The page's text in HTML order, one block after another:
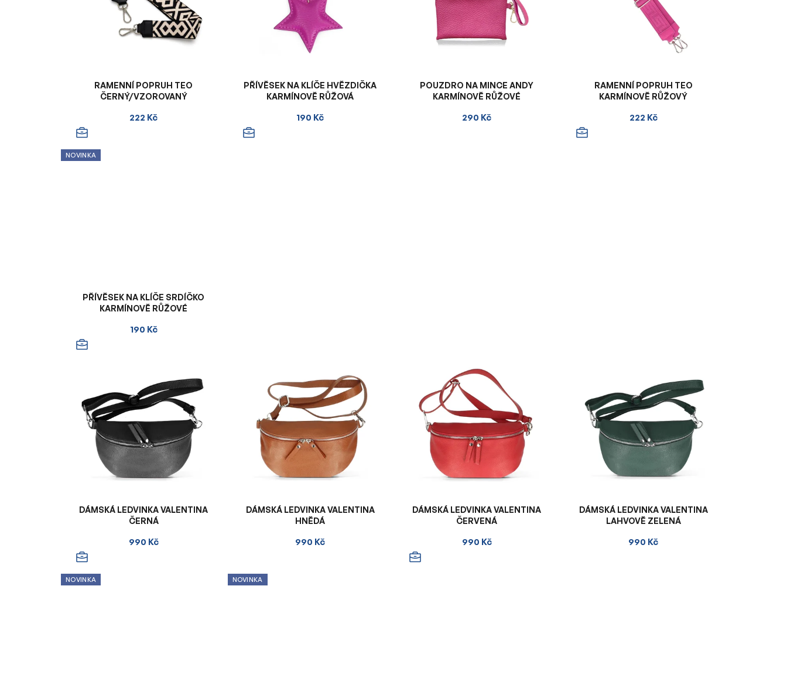
RAMENNÍ POPRUH TEO
ČERNÝ/VZOROVANÝ
222 Kč
PŘÍVĚSEK NA KLÍČE HVĚZDIČKA
KARMÍNOVĚ RŮŽOVÁ
190 Kč
POUZDRO NA MINCE ANDY
KARMÍNOVĚ RŮŽOVÉ
290 Kč
RAMENNÍ POPRUH TEO
KARMÍNOVĚ RŮŽOVÝ
222 Kč
NOVINKA
PŘÍVĚSEK NA KLÍČE SRDÍČKO
KARMÍNOVĚ RŮŽOVÉ
190 Kč
DÁMSKÁ LEDVINKA VALENTINA
ČERNÁ
990 Kč
DÁMSKÁ LEDVINKA VALENTINA
HNĚDÁ
990 Kč
DÁMSKÁ LEDVINKA VALENTINA
ČERVENÁ
990 Kč
DÁMSKÁ LEDVINKA VALENTINA
LAHVOVĚ ZELENÁ
990 Kč
NOVINKA NOVINKA